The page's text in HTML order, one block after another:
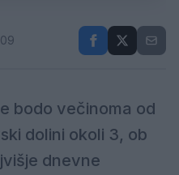
bodo večinoma od
dolini okoli 3, ob
dnevne